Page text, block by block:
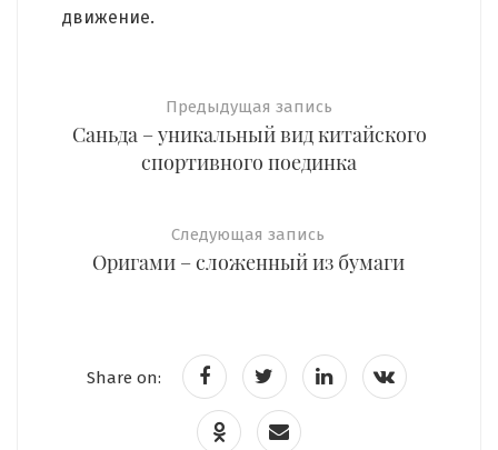
движение.
Предыдущая запись
Саньда – уникальный вид китайского
спортивного поединка
Следующая запись
Оригами – сложенный из бумаги
Share on: